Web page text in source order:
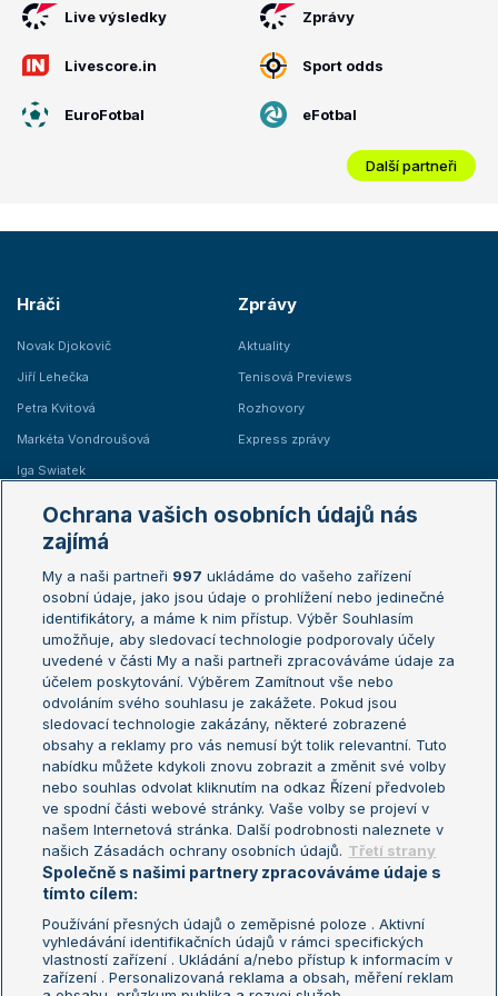
Live výsledky Zprávy
Livescore.in Sport odds
EuroFotbal eFotbal
Další partneři
Hráči
Novak Djokovič
Jiří Lehečka
Petra Kvitová
Markéta Vondroušová
Iga Swiatek
Zprávy
Aktuality
Tenisová Previews
Rozhovory
Express zprávy
Žebříčky
Žebříček ATP (muži)
Žebříček WTA (ženy)
Sázkařský žebříček
Australian Open
French Open
Wimbledon
US Open
Turnaj mistrů
Turnaj mistryň
Aktualní trendy
Fotbalové přestupy
Livesport Daily
LS Prague Open
Podmínky užití
Nastavení soukromí
GDPR a žurnalistika
Reklama
Ochrana vašich osobních údajů nás
zajímá
My a naši partneři 997 ukládáme do vašeho zařízení
osobní údaje, jako jsou údaje o prohlížení nebo jedinečné
identifikátory, a máme k nim přístup. Výběr Souhlasím
umožňuje, aby sledovací technologie podporovaly účely
uvedené v části My a naši partneři zpracováváme údaje za
účelem poskytování. Výběrem Zamítnout vše nebo
odvoláním svého souhlasu je zakážete. Pokud jsou
sledovací technologie zakázány, některé zobrazené
obsahy a reklamy pro vás nemusí být tolik relevantní. Tuto
nabídku můžete kdykoli znovu zobrazit a změnit své volby
nebo souhlas odvolat kliknutím na odkaz Řízení předvoleb
ve spodní části webové stránky. Vaše volby se projeví v
našem Internetová stránka. Další podrobnosti naleznete v
našich Zásadách ochrany osobních údajů. Třetí strany
Společně s našimi partnery zpracováváme údaje s
tímto cílem:
Používání přesných údajů o zeměpisné poloze . Aktivní
vyhledávání identifikačních údajů v rámci specifických
vlastností zařízení . Ukládání a/nebo přístup k informacím v
zařízení . Personalizovaná reklama a obsah, měření reklam